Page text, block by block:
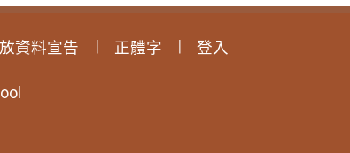
資料宣告 正體字 登入